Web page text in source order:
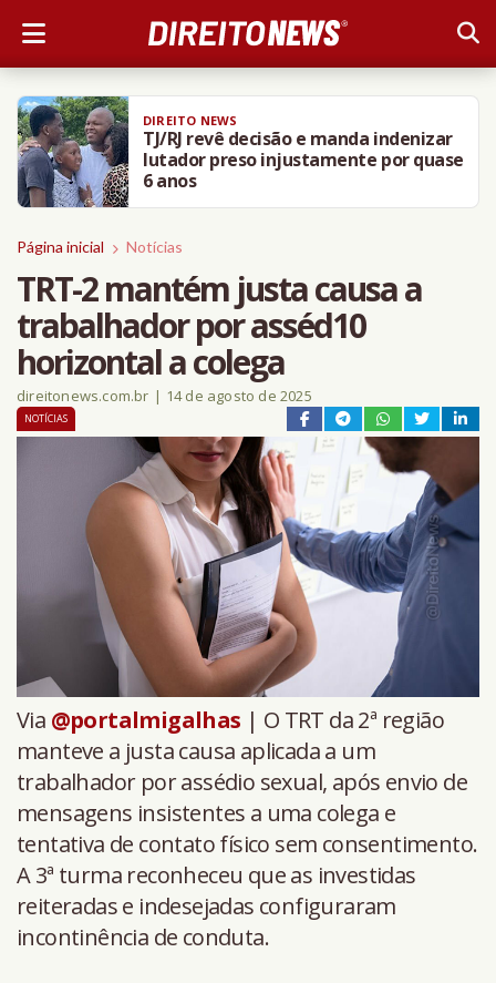
DIREITO NEWS
TJ/RJ revê decisão e manda indenizar
lutador preso injustamente por quase
6 anos
Página inicial Notícias
TRT-2 mantém justa causa a
trabalhador por asséd10
horizontal a colega
direitonews.com.br | 14 de agosto de 2025
NOTÍCIAS
Via @portalmigalhas | O TRT da 2ª região
manteve a justa causa aplicada a um
trabalhador por assédio sexual, após envio de
mensagens insistentes a uma colega e
tentativa de contato físico sem consentimento.
A 3ª turma reconheceu que as investidas
reiteradas e indesejadas configuraram
incontinência de conduta.